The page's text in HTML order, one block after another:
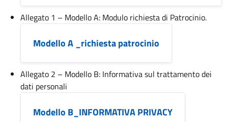
Allegato 1 – Modello A: Modulo richiesta di Patrocinio.
Modello A _richiesta patrocinio
Allegato 2 – Modello B: Informativa sul trattamento dei
dati personali
Modello B_INFORMATIVA PRIVACY